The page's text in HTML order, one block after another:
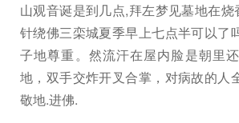
山观音诞是到几点,拜左梦见墓地在
针绕佛三栾城夏季早上七点半可以了
子地尊重。然流汗在屋内脸是朝里
地，双手交炸开叉合掌，对病故的人
敬地.进佛.